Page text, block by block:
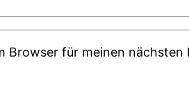
Browser für meinen